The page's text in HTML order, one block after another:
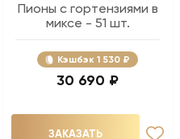
Пионы с гортензиями в
миксе - 51 шт.
Кэшбэк 1 530 ₽
30 690 ₽
ЗАКАЗАТЬ